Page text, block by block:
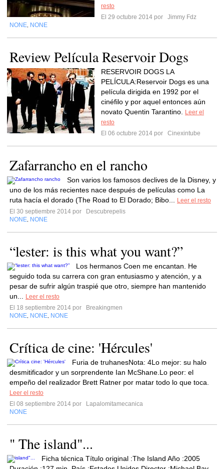
resto
El 29 octubre 2014 por
Jimmy Fdz
NONE NONE
Review Película Reservoir Dogs
RESERVOIR DOGS LA
PELÍCULA:Reservoir Dogs es una
película dirigida en 1992 por el
cinéfilo y por aquel entonces aún
novato Quentin Tarantino.
Leer el
resto
El 06 octubre 2014 por
Cinexintube
Zafarrancho en el rancho
Son varios los famosos declives de la Disney, y
uno de los más recientes nace después de películas como La
ruta hacía el dorado (The Road to El Dorado; Bibo...
Leer el resto
El 30 septiembre 2014 por
Descubrepelis
NONE NONE
“lester: is this what you want?”
Los hermanos Coen me encantan. He
seguido toda su carrera con gran entusiasmo y atención, y a
pesar de sufrir algún traspié que otro, siempre han mantenido
un...
Leer el resto
El 18 septiembre 2014 por
Breakingmen
NONE NONE NONE
Crítica de cine: 'Hércules'
Furia de truhanesNota: 4Lo mejor: su halo
desmitificador y un sorprendente Ian McShane.Lo peor: el
empeño del realizador Brett Ratner por matar todo lo que toca.
Leer el resto
El 08 septiembre 2014 por
Lapalomitamecanica
NONE
" The island"...
Ficha técnica Título original :The Island Año :2005